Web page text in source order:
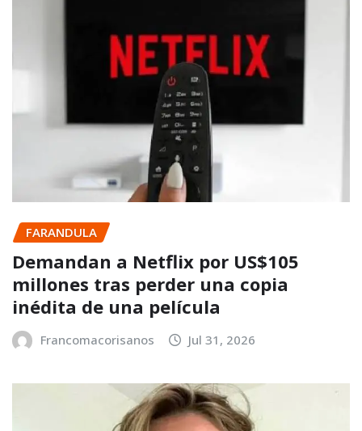
FARANDULA
Demandan a Netflix por US$105
millones tras perder una copia
inédita de una película
Francomacorisanos Jul 31, 2026